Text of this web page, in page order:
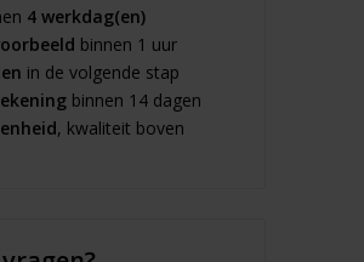
4 werkdag(en)
binnen 1 uur
in de volgende stap
binnen 14 dagen
, kwaliteit boven